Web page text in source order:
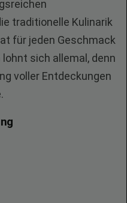
traditionelle Kulinarik
für jeden Geschmack
sich allemal, denn
voller Entdeckungen